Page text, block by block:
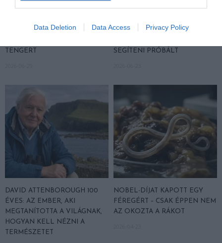
Data Deletion Data Access Privacy Policy
TEXTILJEI ÚJRA ÖSSZEÁLLTAK:
TENGERT
POMPEJIBEN: LEHET, HOGY
SEGÍTENI PRÓBÁLT
DAVID ATTENBOROUGH 100
ÉVES: AZ EMBER, AKI
MEGTANÍTOTTA A VILÁGNAK,
HOGYAN KELL NÉZNI A
TERMÉSZETET
NOBEL-DÍJAT KAPOTT EGY
FÉREGÉRT – CSAK ÉPPEN NEM
AZ OKOZTA A RÁKOT